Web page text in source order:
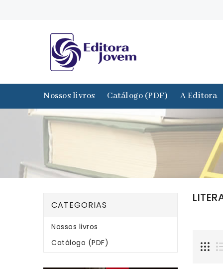
Nossos livros Catálogo (PDF) A Editora
CATEGORIAS
Nossos livros
Catálogo (PDF)